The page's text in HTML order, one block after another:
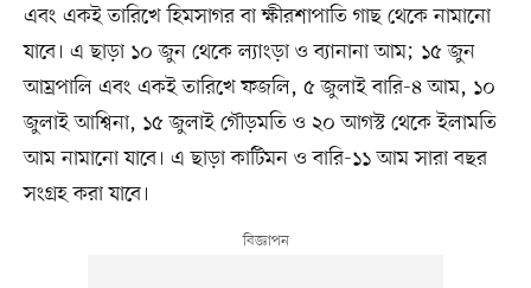
এবং একই তারিখে হিমসাগর বা ক্ষীরশাপাতি গাছ থেকে নামানো
যাবে। এ ছাড়া ১০ জুন থেকে ল্যাংড়া ও ব্যানানা আম; ১৫ জুন
আম্রপালি এবং একই তারিখে ফজলি, ৫ জুলাই বারি-৪ আম, ১০
জুলাই আশ্বিনা, ১৫ জুলাই গৌড়মতি ও ২০ আগস্ট থেকে ইলামতি
আম নামানো যাবে। এ ছাড়া কাটিমন ও বারি-১১ আম সারা বছর
সংগ্রহ করা যাবে।